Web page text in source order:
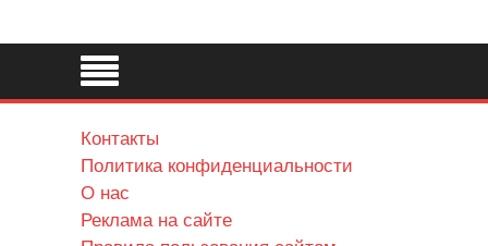
Контакты
Политика конфиденциальности
О нас
Реклама на сайте